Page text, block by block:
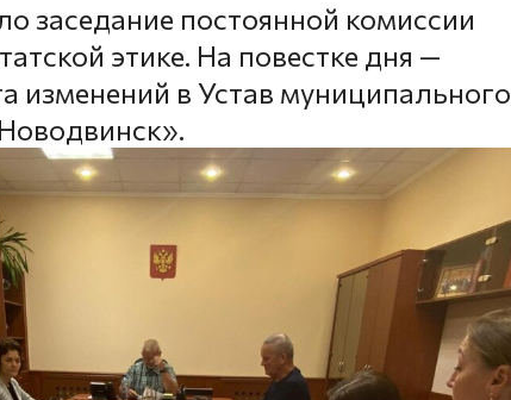
заседание постоянной комиссии
этике. На повестке дня —
изменений в Устав муниципального